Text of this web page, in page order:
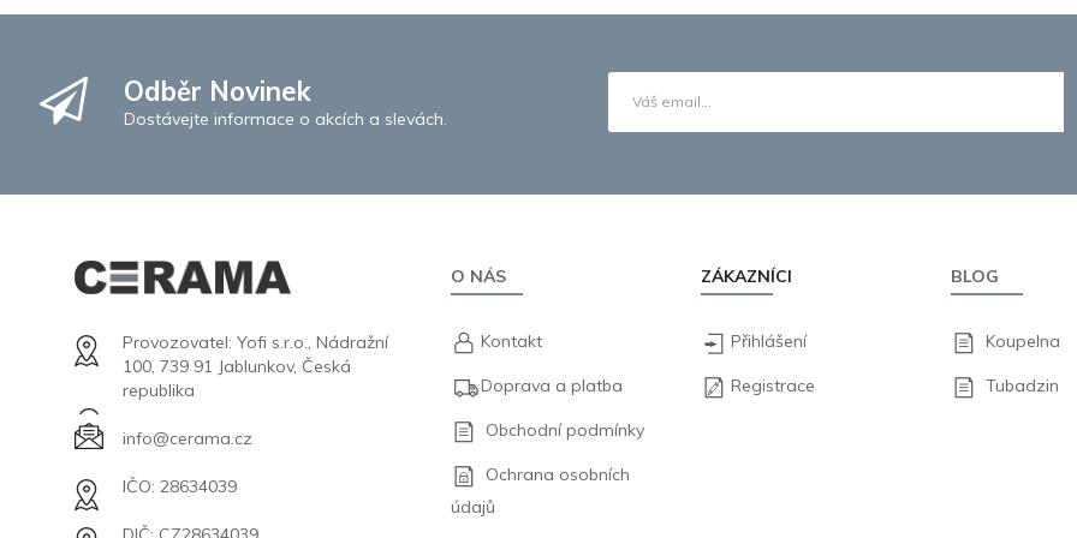
Odběr Novinek
Dostávejte informace o akcích a slevách.
Provozovatel: Yofi s.r.o., Nádražní
100, 739 91 Jablunkov, Česká
republika
info@cerama.cz
IČO: 28634039
O NÁS
Kontakt
Doprava a platba
Obchodní podmínky
Ochrana osobních
údajů
ZÁKAZNÍCI
Přihlášení
Registrace
BLOG
Koupelna
Tubadzin